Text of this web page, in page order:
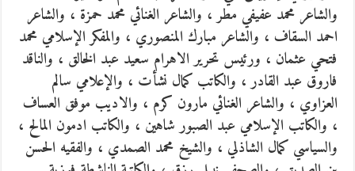
والشاعر محمد عفيفي مطر ، والشاعر الغنائي محمد حمزة ، والشاعر
احمد السقاف ، والشاعر مبارك المنصوري ، والمفكر الإسلامي محمد
فتحي عثمان ، ورئيس تحرير الاهرام سعيد عبد الخالق ، والناقد
فاروق عبد القادر ، والكاتب كمال نشأت ، والإعلامي سالم
العزاوي ، والشاعر الغنائي مارون كرم ، والاديب موفق العساف
، والكاتب الإسلامي عبد الصبور شاهين ، والكاتب ادمون المالح ،
والسياسي كمال الشاذلي ، والشيخ محمد الصمدي ، والفقيه الحسن